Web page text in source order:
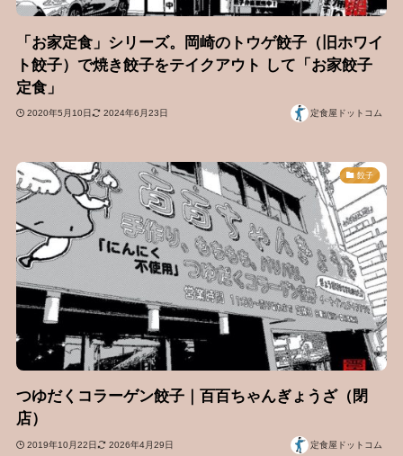
「お家定食」シリーズ。岡崎のトウゲ餃子（旧ホワイ
ト餃子）で焼き餃子をテイクアウト して「お家餃子
定食」
2020年5月10日 2024年6月23日 定食屋ドットコム
餃子
つゆだくコラーゲン餃子｜百百ちゃんぎょうざ（閉
店）
2019年10月22日 2026年4月29日 定食屋ドットコム